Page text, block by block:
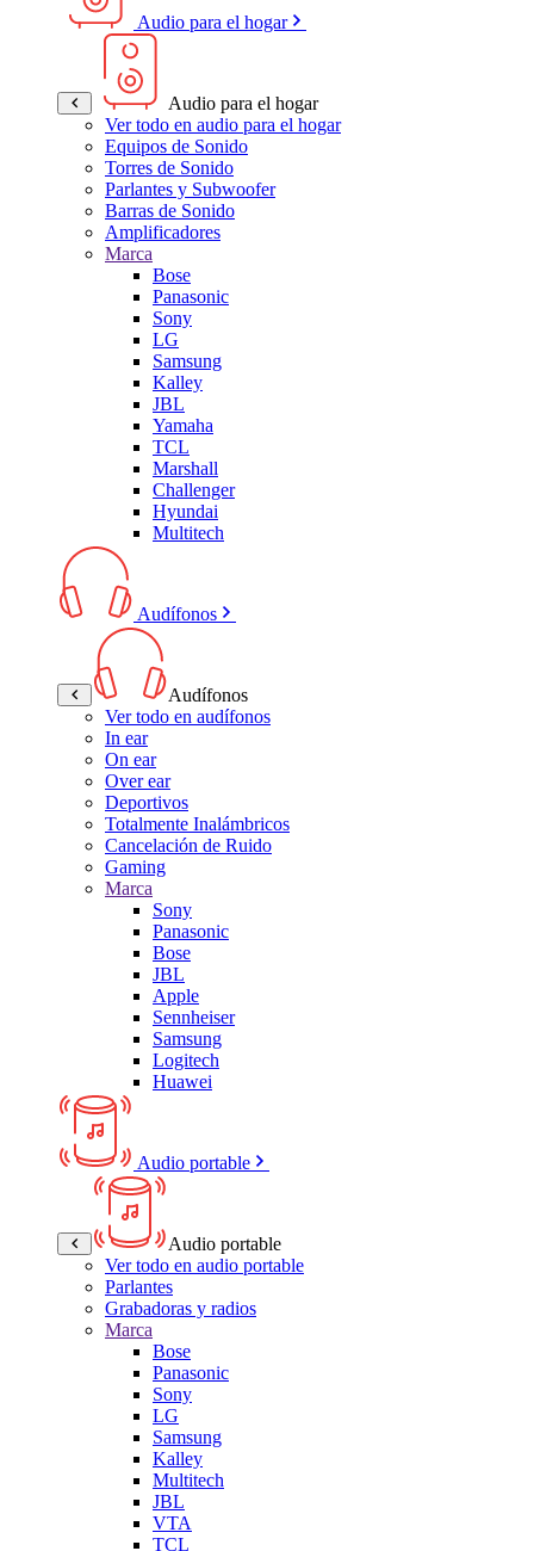
Audio para el hogar
Audio para el hogar
Ver todo en audio para el hogar
Equipos de Sonido
Torres de Sonido
Parlantes y Subwoofer
Barras de Sonido
Amplificadores
Marca
Bose
Panasonic
Sony
LG
Samsung
Kalley
JBL
Yamaha
TCL
Marshall
Challenger
Hyundai
Multitech
Audífonos
Audífonos
Ver todo en audífonos
In ear
On ear
Over ear
Deportivos
Totalmente Inalámbricos
Cancelación de Ruido
Gaming
Marca
Sony
Panasonic
Bose
JBL
Apple
Sennheiser
Samsung
Logitech
Huawei
Audio portable
Audio portable
Ver todo en audio portable
Parlantes
Grabadoras y radios
Marca
Bose
Panasonic
Sony
LG
Samsung
Kalley
Multitech
JBL
VTA
TCL